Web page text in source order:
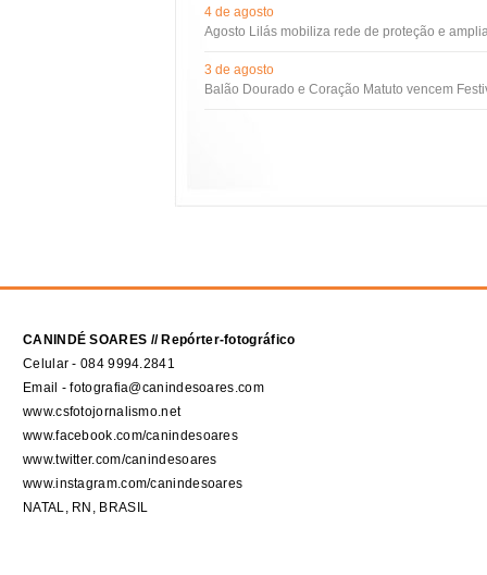
4 de agosto
Agosto Lilás mobiliza rede de proteção e
3 de agosto
Balão Dourado e Coração Matuto vencem
CANINDÉ SOARES // Repórter-fotográfico
Celular - 084 9994.2841
Email - fotografia@canindesoares.com
www.csfotojornalismo.net
www.facebook.com/canindesoares
www.twitter.com/canindesoares
www.instagram.com/canindesoares
NATAL, RN, BRASIL